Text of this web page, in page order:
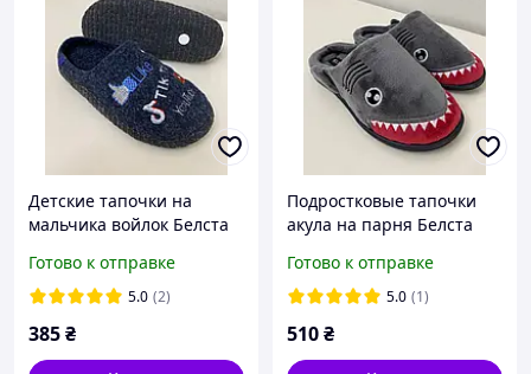
Детские тапочки на
мальчика войлок Белста
Готово к отправке
5.0 (2)
385₴
Подростковые тапочки
акула на парня Белста
Готово к отправке
5.0 (1)
510₴